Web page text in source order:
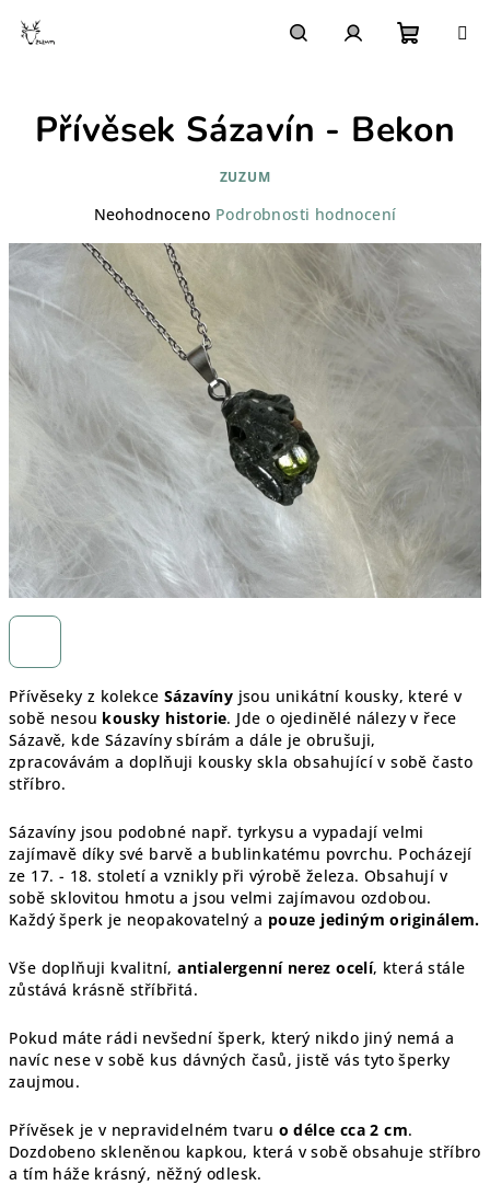
košík
Přívěseky z kolekce Sázavíny jsou unikátní kousky, které v
sobě nesou kousky historie. Jde o ojedinělé nálezy v řece
Sázavě, kde Sázavíny sbírám a dále je obrušuji,
zpracovávám a doplňuji kousky skla obsahující v sobě často
stříbro.
Sázavíny jsou podobné např. tyrkysu a vypadají velmi
zajímavě díky své barvě a bublinkatému povrchu. Pocházejí
ze 17. - 18. století a vznikly při výrobě železa. Obsahují v
sobě sklovitou hmotu a jsou velmi zajímavou ozdobou.
Každý šperk je neopakovatelný a pouze jediným originálem.
Vše doplňuji kvalitní,antialergenní nerez ocelí, která stále
zůstává krásně stříbřitá.
Pokud máte rádi nevšední šperk, který nikdo jiný nemá a
navíc nese v sobě kus dávných časů, jistě vás tyto šperky
zaujmou.
Přívěsek je v nepravidelném tvaru o délce cca 2 cm.
Dozdobeno skleněnou kapkou, která v sobě obsahuje stříbro
a tím háže krásný, něžný odlesk.
Přívěsek Sázavín - Bekon
ZUZUM
Průměrné
produktu
je
hvězdiček.
Neohodnoceno Podrobnosti hodnocení